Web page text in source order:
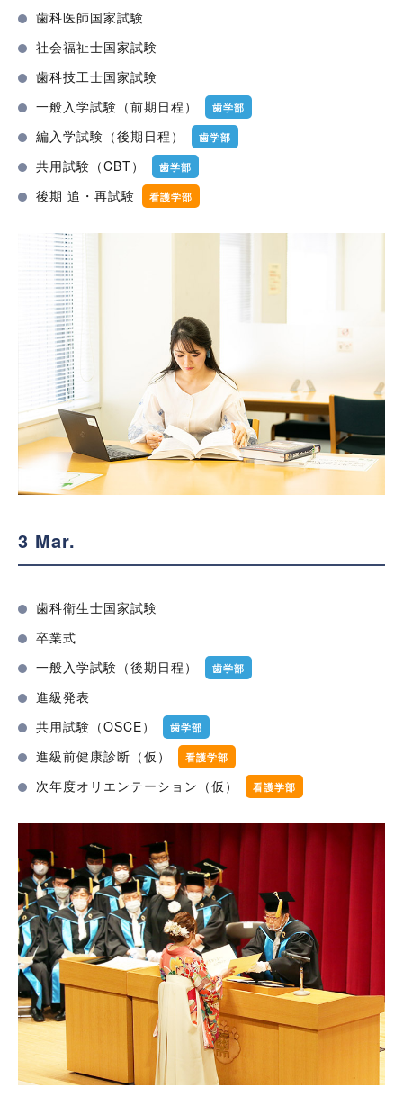
歯科医師国家試験
社会福祉士国家試験
歯科技工士国家試験
一般入学試験（前期日程）
歯学部
編入学試験（後期日程） 歯学部
共用試験（CBT） 歯学部
後期 追・再試験 看護学部
3 Mar.
歯科衛生士国家試験
卒業式
一般入学試験（後期日程）
歯学部
進級発表
共用試験（OSCE）
歯学部
進級前健康診断（仮） 看護学部
次年度オリエンテーション（仮） 看護学部